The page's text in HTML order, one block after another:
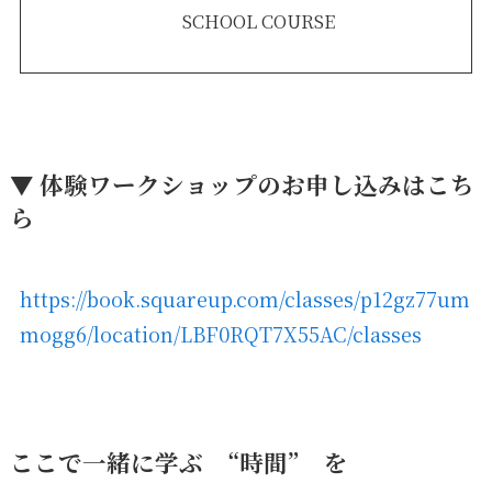
SCHOOL COURSE
▼ 体験ワークショップのお申し込みはこち
ら
https://book.squareup.com/classes/p12gz77um
mogg6/location/LBF0RQT7X55AC/classes
ここで一緒に学ぶ “時間” を